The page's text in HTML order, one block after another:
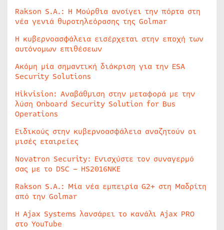
Rakson S.A.: Η Μούρθια ανοίγει την πόρτα στη
νέα γενιά θυροτηλεόρασης της Golmar
Η κυβερνοασφάλεια εισέρχεται στην εποχή των
αυτόνομων επιθέσεων
Ακόμη μία σημαντική διάκριση για την ESA
Security Solutions
Hikvision: Αναβάθμιση στην μεταφορά με την
λύση Onboard Security Solution for Bus
Operations
Ειδικούς στην κυβερνοασφάλεια αναζητούν οι
μισές εταιρείες
Novatron Security: Ενισχύστε τον συναγερμό
σας με το DSC – HS2016NKE
Rakson S.A.: Μία νέα εμπειρία G2+ στη Μαδρίτη
από την Golmar
Η Ajax Systems λανσάρει το κανάλι Ajax PRO
στο YouTube